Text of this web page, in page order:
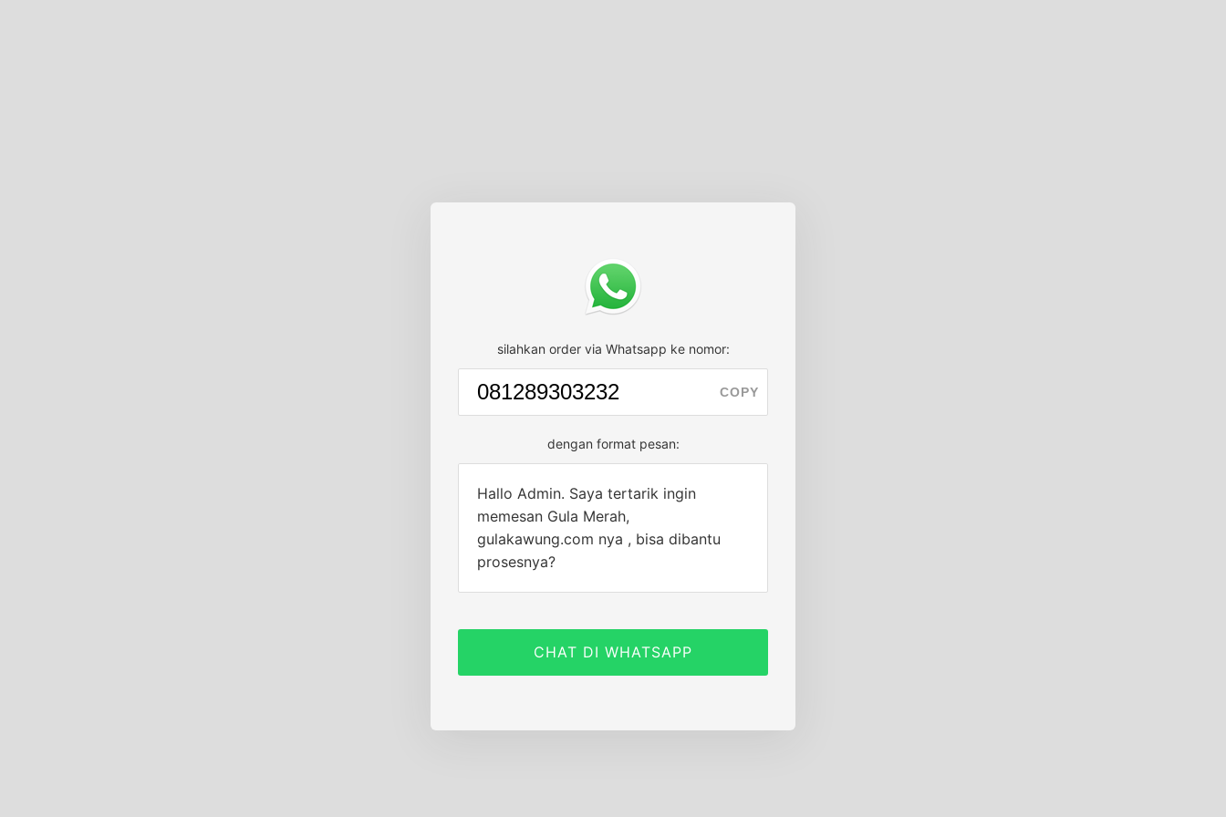
silahkan order via Whatsapp ke nomor:
COPY
dengan format pesan:
Hallo Admin. Saya tertarik ingin
memesan Gula Merah,
gulakawung.com nya , bisa dibantu
prosesnya?
CHAT DI WHATSAPP